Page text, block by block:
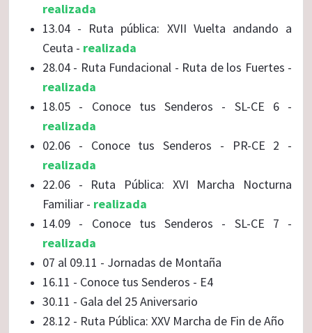
realizada
13.04 - Ruta pública: XVII Vuelta andando a
Ceuta - realizada
28.04 - Ruta Fundacional - Ruta de los Fuertes -
realizada
18.05 - Conoce tus Senderos - SL-CE 6 -
realizada
02.06 - Conoce tus Senderos - PR-CE 2 -
realizada
22.06 - Ruta Pública: XVI Marcha Nocturna
Familiar - realizada
14.09 - Conoce tus Senderos - SL-CE 7 -
realizada
07 al 09.11 - Jornadas de Montaña
16.11 - Conoce tus Senderos - E4
30.11 - Gala del 25 Aniversario
28.12 - Ruta Pública: XXV Marcha de Fin de Año